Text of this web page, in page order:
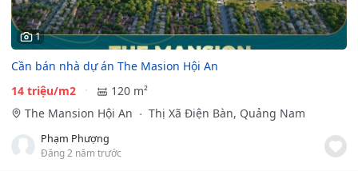
1
Cần bán nhà dự án The Masion Hội An
14 triệu/m2
120 m²
The Mansion Hội An
Thị Xã Điện Bàn, Quảng Nam
Phạm Phượng
Đăng 2 năm trước